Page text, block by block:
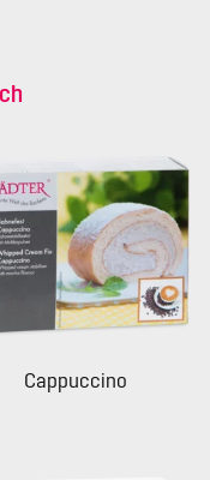
Cappuccino